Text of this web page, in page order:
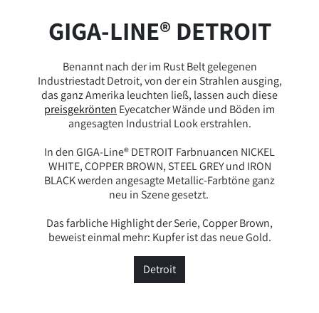
GIGA-LINE® DETROIT
Benannt nach der im Rust Belt gelegenen
Industriestadt Detroit, von der ein Strahlen ausging,
das ganz Amerika leuchten ließ, lassen auch diese
preisgekrönten Eyecatcher Wände und Böden im
angesagten Industrial Look erstrahlen.
In den GIGA-Line® DETROIT Farbnuancen NICKEL
WHITE, COPPER BROWN, STEEL GREY und IRON
BLACK werden angesagte Metallic-Farbtöne ganz
neu in Szene gesetzt.
Das farbliche Highlight der Serie, Copper Brown,
beweist einmal mehr: Kupfer ist das neue Gold.
Detroit